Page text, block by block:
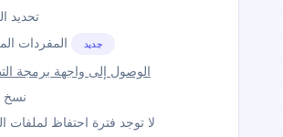
تحديد
المفردات
جديد
الوصول إلى واجهة برمجة
نسخ
لا توجد فترة احتفاظ لملفات